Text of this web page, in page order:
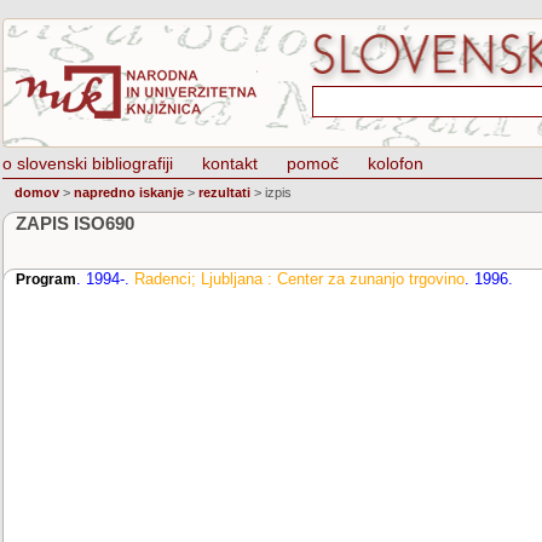
o slovenski bibliografiji kontakt pomoč kolofon
domov > napredno iskanje > rezultati > izpis
ZAPIS ISO690
Program. 1994-. Radenci; Ljubljana : Center za zunanjo trgovino. 1996.